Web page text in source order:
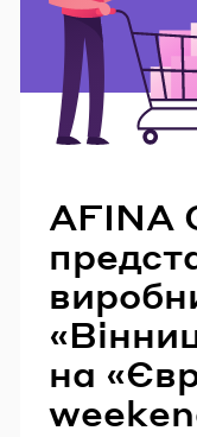
AFINA
на